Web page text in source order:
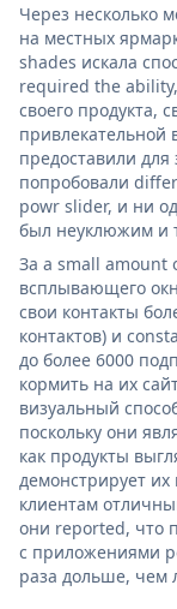
Через несколько
на местных
shades искала
required the ability,
своего продукта,
привлекательной
предоставили для
попробовали
powr slider, и ни
был неуклюжим и
За a small amount
всплывающего
свои контакты
контактов) и
до более 6000
кормить на их
визуальный
поскольку они
как продукты
демонстрирует их
клиентам
они reported, что
с приложениями
раза дольше, чем